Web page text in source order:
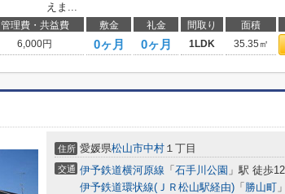
えま...
管理費・共益費 敷金 礼金 間取り 面積
6,000円 0ヶ月 0ヶ月 1LDK 35.35㎡
住所 愛媛県松山市中村 １丁目
交通 伊予鉄道横河原線 「 石手川公園 」駅 徒歩
伊予鉄道環状線(ＪＲ松山駅経由) 「 勝山町